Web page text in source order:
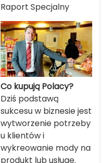
Raport Specjalny
Co kupują Polacy?
Dziś podstawą
sukcesu w biznesie jest
wytworzenie potrzeby
u klientów i
wykreowanie mody na
produkt lub usługę.